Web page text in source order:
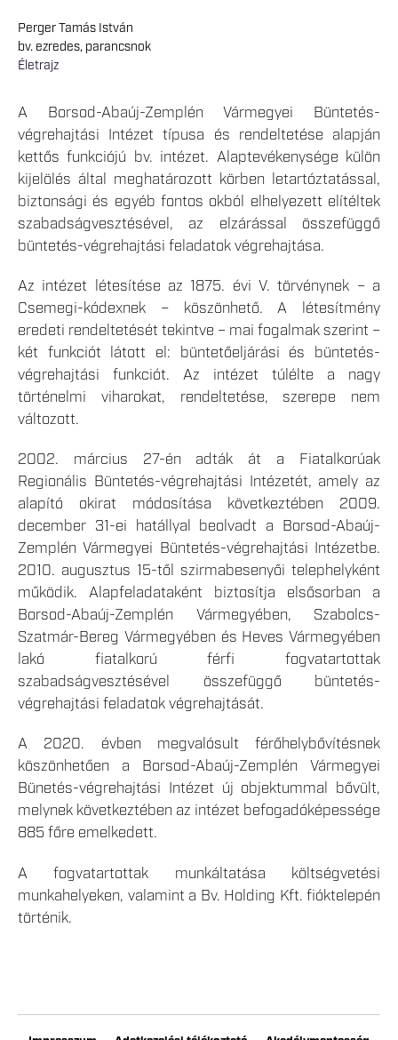
Perger Tamás István
bv. ezredes, parancsnok
Életrajz
A Borsod-Abaúj-Zemplén Vármegyei Büntetés-
végrehajtási Intézet típusa és rendeltetése alapján
kettős funkciójú bv. intézet. Alaptevékenysége külön
kijelölés által meghatározott körben letartóztatással,
biztonsági és egyéb fontos okból elhelyezett elítéltek
szabadságvesztésével, az elzárással összefüggő
büntetés-végrehajtási feladatok végrehajtása.
Az intézet létesítése az 1875. évi V. törvénynek – a
Csemegi-kódexnek – köszönhető. A létesítmény
eredeti rendeltetését tekintve – mai fogalmak szerint –
két funkciót látott el: büntetőeljárási és büntetés-
végrehajtási funkciót. Az intézet túlélte a nagy
történelmi viharokat, rendeltetése, szerepe nem
változott.
2002. március 27-én adták át a Fiatalkorúak
Regionális Büntetés-végrehajtási Intézetét, amely az
alapító okirat módosítása következtében 2009.
december 31-ei hatállyal beolvadt a Borsod-Abaúj-
Zemplén Vármegyei Büntetés-végrehajtási Intézetbe.
2010. augusztus 15-től szirmabesenyői telephelyként
működik. Alapfeladataként biztosítja elsősorban a
Borsod-Abaúj-Zemplén Vármegyében, Szabolcs-
Szatmár-Bereg Vármegyében és Heves Vármegyében
lakó fiatalkorú férfi fogvatartottak
szabadságvesztésével összefüggő büntetés-
végrehajtási feladatok végrehajtását.
A 2020. évben megvalósult férőhelybővítésnek
köszönhetően a Borsod-Abaúj-Zemplén Vármegyei
Bünetés-végrehajtási Intézet új objektummal bővült,
melynek következtében az intézet befogadóképessége
885 főre emelkedett.
A fogvatartottak munkáltatása költségvetési
munkahelyeken, valamint a Bv. Holding Kft. fióktelepén
történik.